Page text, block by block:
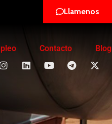
Llamenos
Contacto Blog